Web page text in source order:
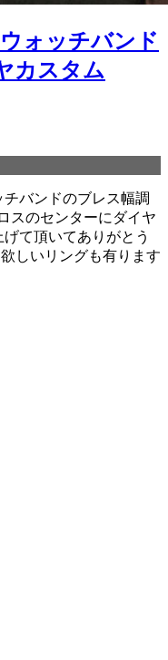
ォッチバンド
カスタム
バンドのブレス幅調
スのセンターにダイヤ
て頂いてありがとう
しいリングも有ります